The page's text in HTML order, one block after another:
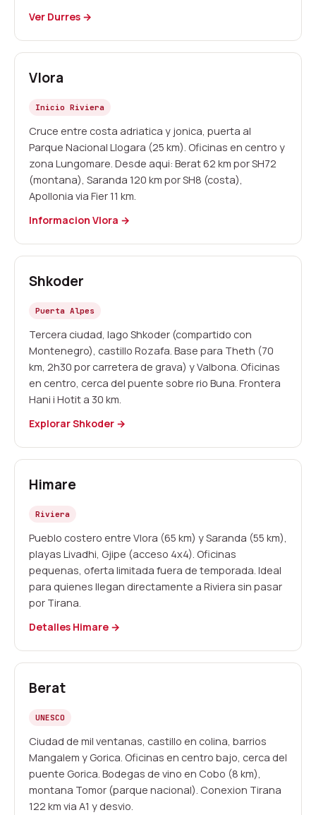
Ver Durres →
Vlora
Inicio Riviera
Cruce entre costa adriatica y jonica, puerta al
Parque Nacional Llogara (25 km). Oficinas en centro y
zona Lungomare. Desde aqui: Berat 62 km por SH72
(montana), Saranda 120 km por SH8 (costa),
Apollonia via Fier 11 km.
Informacion Vlora →
Shkoder
Puerta Alpes
Tercera ciudad, lago Shkoder (compartido con
Montenegro), castillo Rozafa. Base para Theth (70
km, 2h30 por carretera de grava) y Valbona. Oficinas
en centro, cerca del puente sobre rio Buna. Frontera
Hani i Hotit a 30 km.
Explorar Shkoder →
Himare
Riviera
Pueblo costero entre Vlora (65 km) y Saranda (55 km),
playas Livadhi, Gjipe (acceso 4x4). Oficinas
pequenas, oferta limitada fuera de temporada. Ideal
para quienes llegan directamente a Riviera sin pasar
por Tirana.
Detalles Himare →
Berat
UNESCO
Ciudad de mil ventanas, castillo en colina, barrios
Mangalem y Gorica. Oficinas en centro bajo, cerca del
puente Gorica. Bodegas de vino en Cobo (8 km),
montana Tomor (parque nacional). Conexion Tirana
122 km via A1 y desvio.